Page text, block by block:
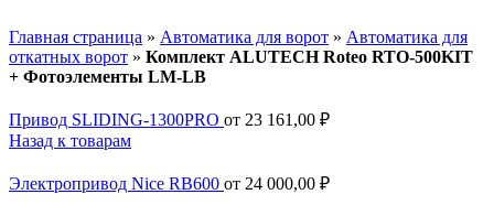
Главная страница » Автоматика для ворот » Автоматика для
откатных ворот » Комплект ALUTECH Roteo RTO-500KIT
+ Фотоэлементы LM-LB
Привод SLIDING-1300PRO от 23 161,00 ₽
Назад к товарам
Электропривод Nice RB600 от 24 000,00 ₽